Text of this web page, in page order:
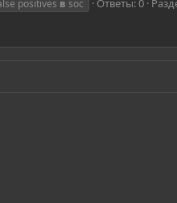
positives в soc Ответы: 0